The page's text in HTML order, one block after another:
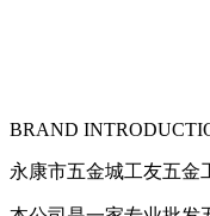
BRAND
永康市五金城工友五金